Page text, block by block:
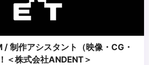
/ 制作アシスタント（映像・CG・
＜株式会社ANDENT＞